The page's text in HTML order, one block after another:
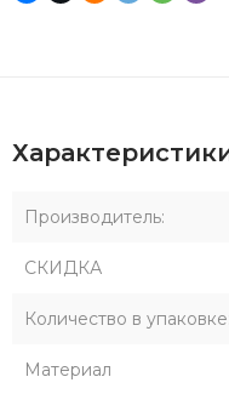
Производитель:
СКИДКА
Количество в упаковке:
Материал